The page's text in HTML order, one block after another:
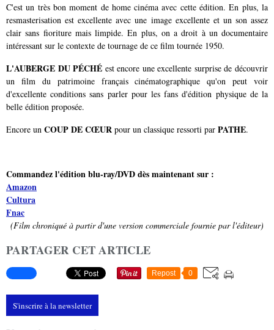
C'est un très bon moment de home cinéma avec cette édition. En plus, la
resmasterisation est excellente avec une image excellente et un son assez
clair sans fioriture mais limpide. En plus, on a droit à un documentaire
intéressant sur le contexte de tournage de ce film tournée 1950.
L'AUBERGE DU PÉCHÉ est encore une excellente surprise de découvrir
un film du patrimoine français cinématographique qu'on peut voir
d'excellente conditions sans parler pour les fans d'édition physique de la
belle édition proposée.
Encore un COUP DE CŒUR pour un classique ressorti par PATHE.
Commandez l'édition blu-ray/DVD dès maintenant sur :
Amazon
Cultura
Fnac
(Film chroniqué à partir d'une version commerciale fournie par l'éditeur)
PARTAGER CET ARTICLE
Repost 0
S'inscrire à la newsletter